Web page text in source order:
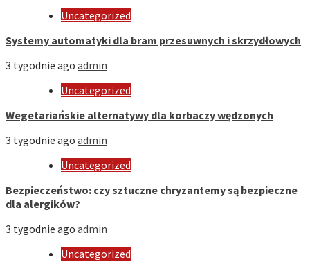
Uncategorized
Systemy automatyki dla bram przesuwnych i skrzydłowych
3 tygodnie ago admin
Uncategorized
Wegetariańskie alternatywy dla korbaczy wędzonych
3 tygodnie ago admin
Uncategorized
Bezpieczeństwo: czy sztuczne chryzantemy są bezpieczne
dla alergików?
3 tygodnie ago admin
Uncategorized